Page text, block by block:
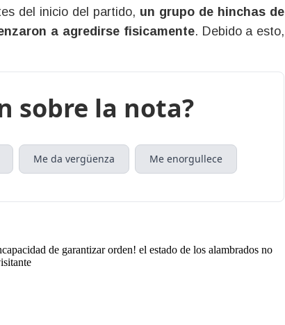
del inicio del partido, un grupo de hinchas de
a agredirse fisicamente. Debido a esto,
sobre la nota?
Me da vergüenza Me enorgullece